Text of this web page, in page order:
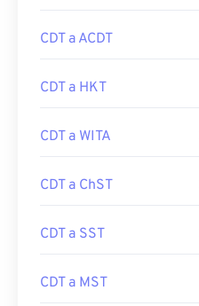
CDT a ACDT
CDT a HKT
CDT a WITA
CDT a ChST
CDT a SST
CDT a MST